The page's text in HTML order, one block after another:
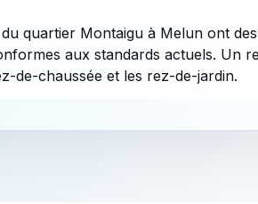
quartier Montaigu à Melun ont
aux standards actuels. Un
de-chaussée et les rez-de-jardin.